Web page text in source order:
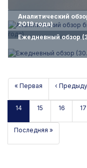
Аналитический
2019 года)
Ежедневный обзор
« Первая ‹
14 15 16 17
Последняя »